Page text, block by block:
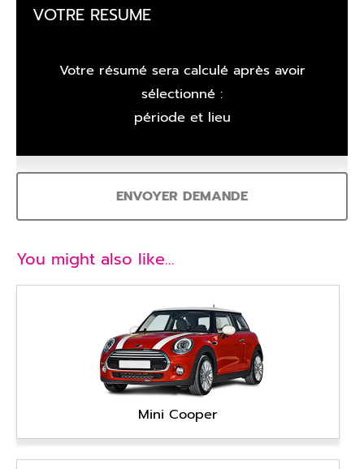
VOTRE RESUME
Votre résumé sera calculé après avoir
sélectionné :
période et lieu
ENVOYER DEMANDE
You might also like…
Mini Cooper